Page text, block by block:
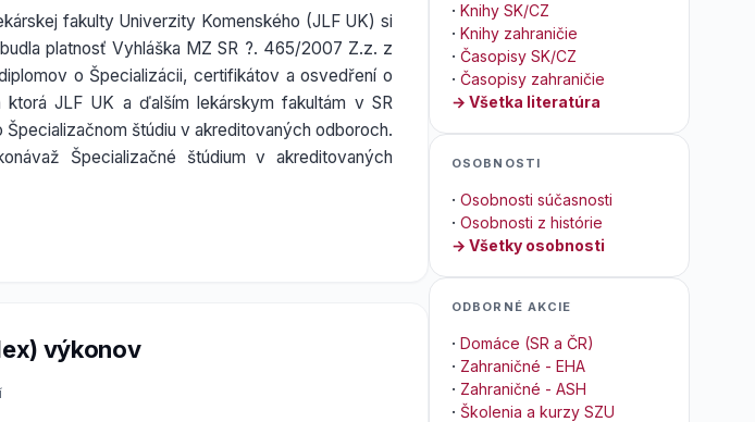
fakulty Univerzity Komenského (JLF UK) si
platnosť Vyhláška MZ SR ?. 465/2007 Z.z. z
o Špecializácii, certifikátov a osvedření o
JLF UK a ďalším lekárskym fakultám v SR
štúdiu v akreditovaných odboroch.
Špecializačné štúdium v akreditovaných
výkonov
· Knihy SK/CZ
· Knihy zahraničie
· Časopisy SK/CZ
· Časopisy zahraničie
→ Všetka literatúra
OSOBNOSTI
· Osobnosti súčasnosti
· Osobnosti z histórie
→ Všetky osobnosti
ODBORNÉ AKCIE
· Domáce (SR a ČR)
· Zahraničné - EHA
· Zahraničné - ASH
· Školenia a kurzy SZU